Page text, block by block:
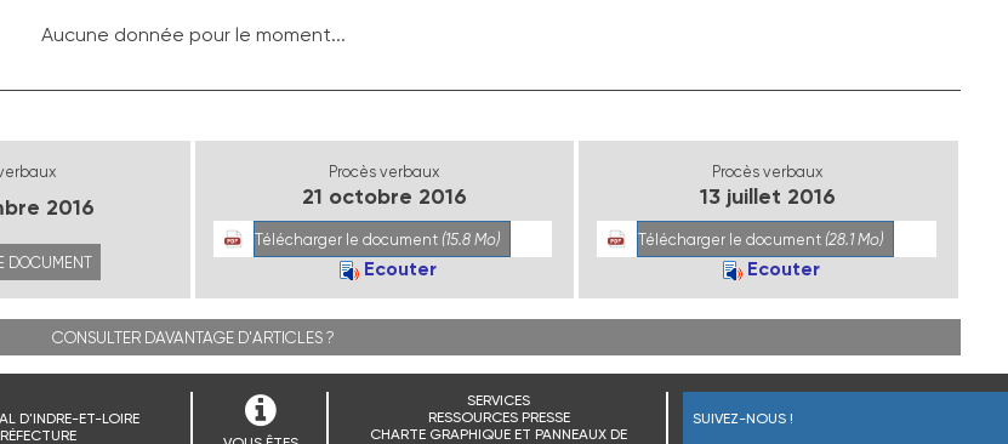
Aucune donnée pour le moment...
2016
DOCUMENT
Procès verbaux
21 octobre 2016
Télécharger le document (15.8 Mo)
Ecouter
Procès verbaux
13 juillet 2016
Télécharger le document (28.1 Mo)
Ecouter
CONSULTER DAVANTAGE D'ARTICLES ?
D'INDRE-ET-LOIRE
SERVICES
RESSOURCES PRESSE
CHARTE GRAPHIQUE ET PANNEAUX DE
SUIVEZ-NOUS !